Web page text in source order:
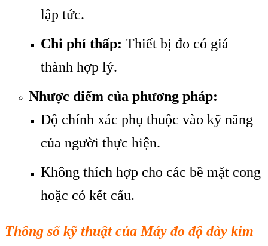
lập tức.
Chi phí thấp: Thiết bị đo có giá
thành hợp lý.
Nhược điểm của phương pháp:
Độ chính xác phụ thuộc vào kỹ năng
của người thực hiện.
Không thích hợp cho các bề mặt cong
hoặc có kết cấu.
Thông số kỹ thuật của Máy đo độ dày kim